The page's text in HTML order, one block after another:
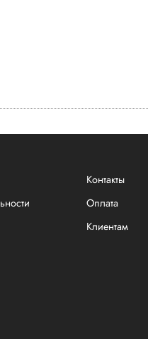
Контакты
Оплата
Клиентам